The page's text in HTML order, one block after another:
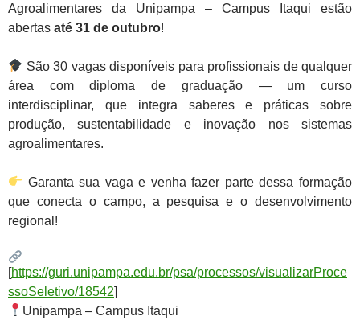
Agroalimentares da Unipampa – Campus Itaqui estão
abertas até 31 de outubro!
São 30 vagas disponíveis para profissionais de qualquer
área com diploma de graduação — um curso
interdisciplinar, que integra saberes e práticas sobre
produção, sustentabilidade e inovação nos sistemas
agroalimentares.
Garanta sua vaga e venha fazer parte dessa formação
que conecta o campo, a pesquisa e o desenvolvimento
regional!
[https://guri.unipampa.edu.br/psa/processos/visualizarProce
ssoSeletivo/18542]
Unipampa – Campus Itaqui